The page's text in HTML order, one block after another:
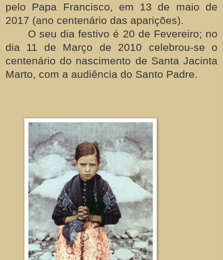
pelo Papa Francisco, em 13 de maio de
2017 (ano centenário das aparições).
O seu dia festivo é 20 de Fevereiro; no
dia 11 de Março de 2010 celebrou-se o
centenário do nascimento de Santa Jacinta
Marto, com a audiência do Santo Padre.